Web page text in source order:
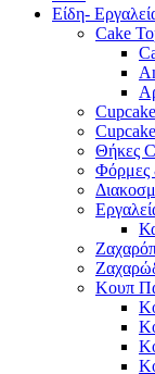
Είδη-
Cake
Θήκες
Φόρμες
Κουπ